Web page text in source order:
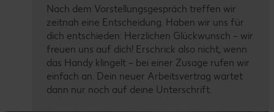
Nach dem Vorstellungsgespräch treffen wir
zeitnah eine Entscheidung. Haben wir uns für
dich entschieden: Herzlichen Glückwunsch – wir
freuen uns auf dich! Erschrick also nicht, wenn
das Handy klingelt – bei einer Zusage rufen wir
einfach an. Dein neuer Arbeitsvertrag wartet
dann nur noch auf deine Unterschrift.